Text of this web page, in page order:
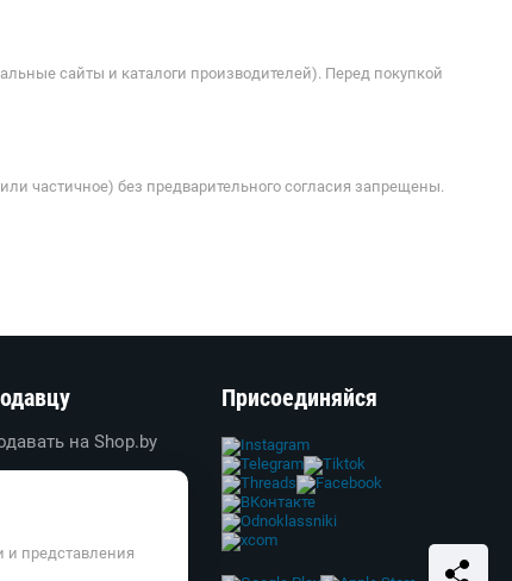
сайты и каталоги производителей). Перед покупкой
частичное) без предварительного согласия запрещены.
на Shop.by
свой магазин
Присоединяйся
и представления